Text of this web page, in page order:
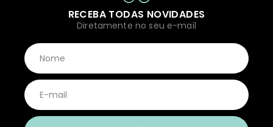
RECEBA TODAS NOVIDADES
Diretamente no seu e-mail